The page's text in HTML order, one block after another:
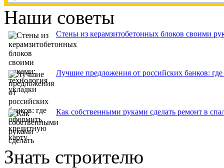
Наши советы
Стены из керамзитобетонных блоков своими
Лучшие предложения от российских банков:
Как собственными руками сделать ремонт в
Знать строителю